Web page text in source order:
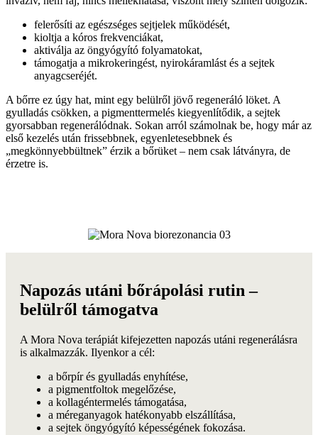
felerősíti az egészséges sejtjelek működését,
kioltja a kóros frekvenciákat,
aktiválja az öngyógyító folyamatokat,
támogatja a mikrokeringést, nyirokáramlást és a sejtek
anyagcseréjét.
A bőrre ez úgy hat, mint egy belülről jövő regeneráló löket. A
gyulladás csökken, a pigmenttermelés kiegyenlítődik, a sejtek
gyorsabban regenerálódnak. Sokan arról számolnak be, hogy már az
első kezelés után frissebbnek, egyenletesebbnek és
„megkönnyebbültnek” érzik a bőrüket – nem csak látványra, de
érzetre is.
Napozás utáni bőrápolási rutin –
belülről támogatva
A Mora Nova terápiát kifejezetten napozás utáni regenerálásra
is alkalmazzák. Ilyenkor a cél:
a bőrpír és gyulladás enyhítése,
a pigmentfoltok megelőzése,
a kollagéntermelés támogatása,
a méreganyagok hatékonyabb elszállítása,
a sejtek öngyógyító képességének fokozása.